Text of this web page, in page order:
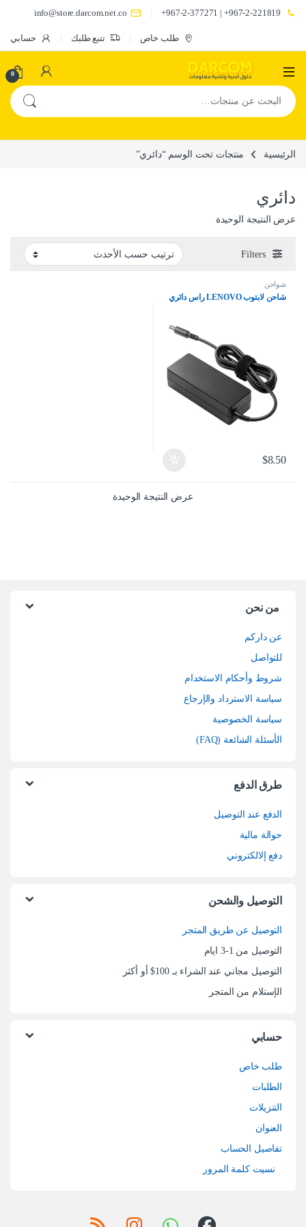
967-2-221819+ | 967-2-377271+
info@store.darcom.net.co
طلب خاص تتبع طلبك حسابي
0
البحث عن:
الرئيسية منتجات تحت الوسم “دائري”
دائري
عرض النتيجة الوحيدة
Filters
شواحن
شاحن لابتوب LENOVO راس دائري
$8.50
عرض النتيجة الوحيدة
من نحن
عن داركم
للتواصل
شروط وأحكام الاستخدام
سياسة الاسترداد والإرجاع
سياسة الخصوصية
الأسئلة الشائعة (FAQ)
طرق الدفع
الدفع عند التوصيل
حوالة مالية
دفع إلالكتروني
التوصيل والشحن
التوصيل عن طريق المتجر
التوصيل من 1-3 ايام
التوصيل مجاني عند الشراء بـ 100$ أو أكثر
الإستلام من المتجر
حسابي
طلب خاص
الطلبات
التنزيلات
العنوان
تفاصيل الحساب
نسيت كلمة المرور